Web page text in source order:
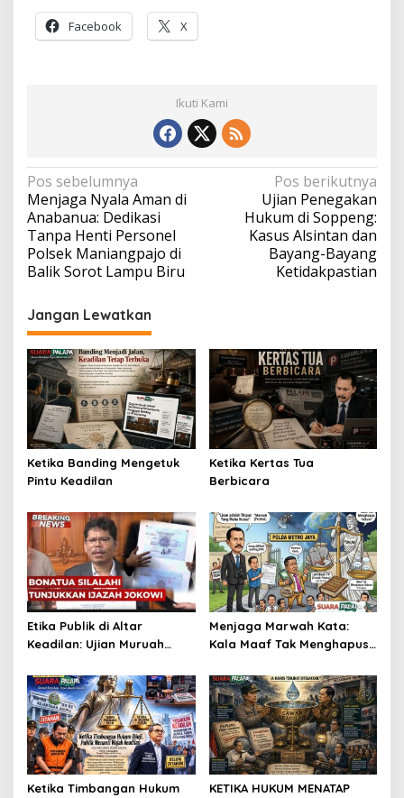
Facebook X
Ikuti Kami
Navigasi
pos
Pos sebelumnya
Menjaga Nyala Aman di
Anabanua: Dedikasi
Tanpa Henti Personel
Polsek Maniangpajo di
Balik Sorot Lampu Biru
Pos berikutnya
Ujian Penegakan
Hukum di Soppeng:
Kasus Alsintan dan
Bayang-Bayang
Ketidakpastian
Jangan Lewatkan
Ketika Banding Mengetuk
Pintu Keadilan
Ketika Kertas Tua
Berbicara
Etika Publik di Altar
Keadilan: Ujian Muruah
Kejujuran
Menjaga Marwah Kata:
Kala Maaf Tak Menghapus
Ketika Timbangan Hukum
KETIKA HUKUM MENATAP